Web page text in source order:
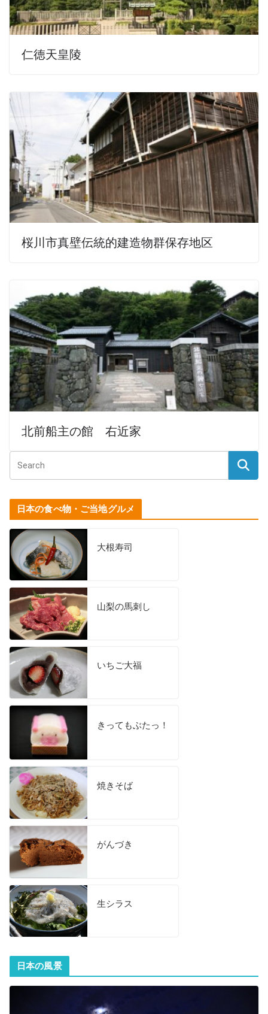
仁徳天皇陵
桜川市真壁伝統的建造物群保存地区
北前船主の館 右近家
日本の食べ物・ご当地グルメ
大根寿司
山梨の馬刺し
いちご大福
きってもぶたっ！
焼きそば
がんづき
生シラス
日本の風景